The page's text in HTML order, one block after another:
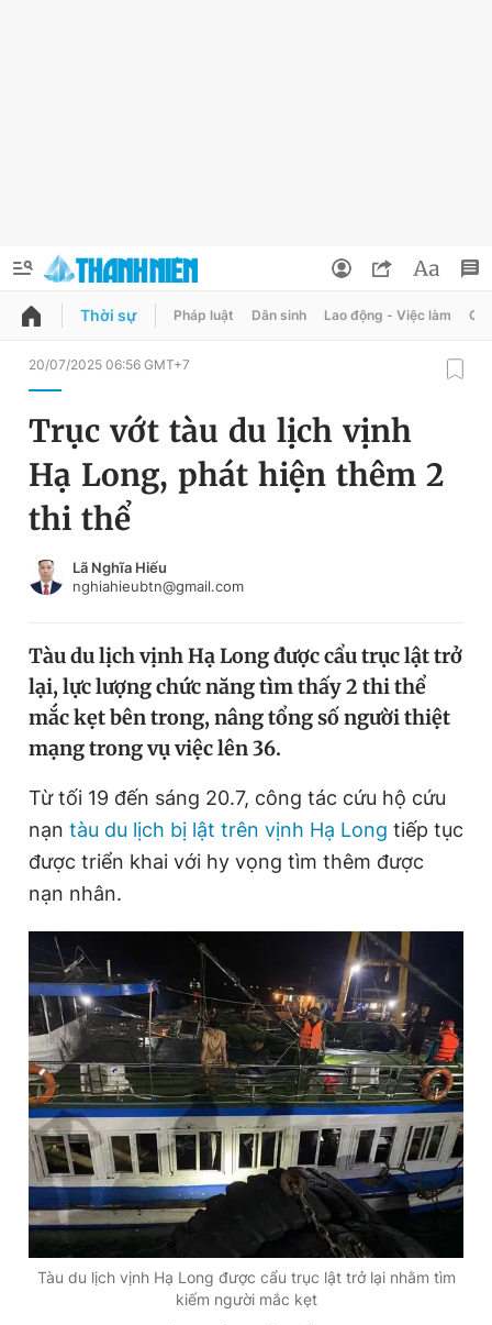
QUẢNG CÁO
Chuyên mục
Chuyên mục khác
Chào ngày mới
Video Magazine
Sản phẩm khác
Tiện ích Bạn cần biết
Thông tin tòa soạn
Đọc Thanh Niên trên điện thoại
Theo dõi báo trên
Hotline
0906 645 777
Liên hệ quảng cáo
0908 780 404
Đổi mật khẩu
Tin đã lưu
Đăng xuất
Thời sự Pháp luật Dân sinh Lao động - Việc làm
20/07/2025 06:56 GMT+7
Trục vớt tàu du lịch vịnh
Hạ Long, phát hiện thêm 2
thi thể
Lã Nghĩa Hiếu
nghiahieubtn@gmail.com
Tàu du lịch vịnh Hạ Long được cẩu trục lật trở
lại, lực lượng chức năng tìm thấy 2 thi thể
mắc kẹt bên trong, nâng tổng số người thiệt
mạng trong vụ việc lên 36.
Từ tối 19 đến sáng 20.7, công tác cứu hộ cứu
nạn tàu du lịch bị lật trên vịnh Hạ Long tiếp tục
được triển khai với hy vọng tìm thêm được
nạn nhân.
Tàu du lịch vịnh Hạ Long được cẩu trục lật trở lại nhằm tìm
kiếm người mắc kẹt